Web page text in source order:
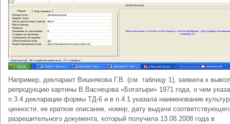
Например, декларант Вишнякова Г.В. (см. таблицу 1), заявила к
репродукцию картины В.Васнецова «Богатыри» 1971 года, о чем
п.3.4 декларации формы ТД-6 и в п.4.1 указала наименование
ценности, ее краткое описание, номер, дату выдачи
разрешительного документа, который получила 13.08.2008 года в